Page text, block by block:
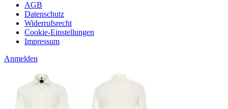
AGB
Datenschutz
Widerrufsrecht
Cookie-Einstellungen
Impressum
Anmelden